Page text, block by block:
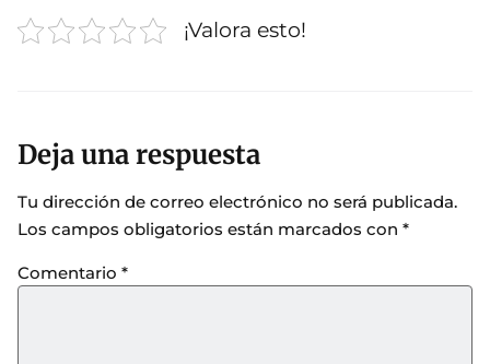
¡Valora esto!
Deja una respuesta
Tu dirección de correo electrónico no será publicada.
Los campos obligatorios están marcados con *
Comentario *